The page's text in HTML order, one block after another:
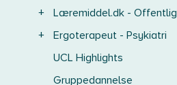
+
Læremiddel.dk - Offentlig
+
Ergoterapeut - Psykiatri
UCL Highlights
Gruppedannelse